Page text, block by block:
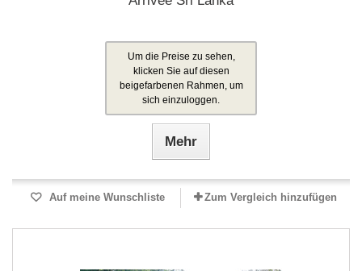
Um die Preise zu sehen,
klicken Sie auf diesen
beigefarbenen Rahmen, um
sich einzuloggen.
Mehr
Auf meine Wunschliste Zum Vergleich hinzufügen